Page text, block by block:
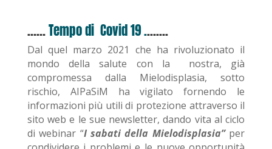
……Tempo di Covid 19 .…….
Dal quel marzo 2021 che ha rivoluzionato il
mondo della salute con la nostra, già
compromessa dalla Mielodisplasia, sotto
rischio, AIPaSiM ha vigilato fornendo le
informazioni più utili di protezione attraverso il
sito web e le sue newsletter, dando vita al ciclo
di webinar “I sabati della Mielodisplasia”per